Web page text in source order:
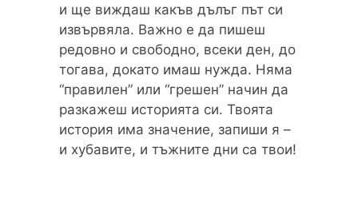
и ще виждаш какъв дълъг път си
извървяла. Важно е да пишеш
редовно и свободно, всеки ден, до
тогава, докато имаш нужда. Няма
“правилен” или “грешен” начин да
разкажеш историята си. Твоята
история има значение, запиши я –
и хубавите, и тъжните дни са твои!